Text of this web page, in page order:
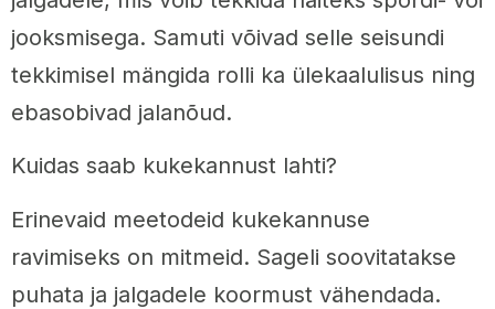
jooksmisega. Samuti võivad selle seisundi
tekkimisel mängida rolli ka ülekaalulisus ning
ebasobivad jalanõud.
Kuidas saab kukekannust lahti?
Erinevaid meetodeid kukekannuse
ravimiseks on mitmeid. Sageli soovitatakse
puhata ja jalgadele koormust vähendada.